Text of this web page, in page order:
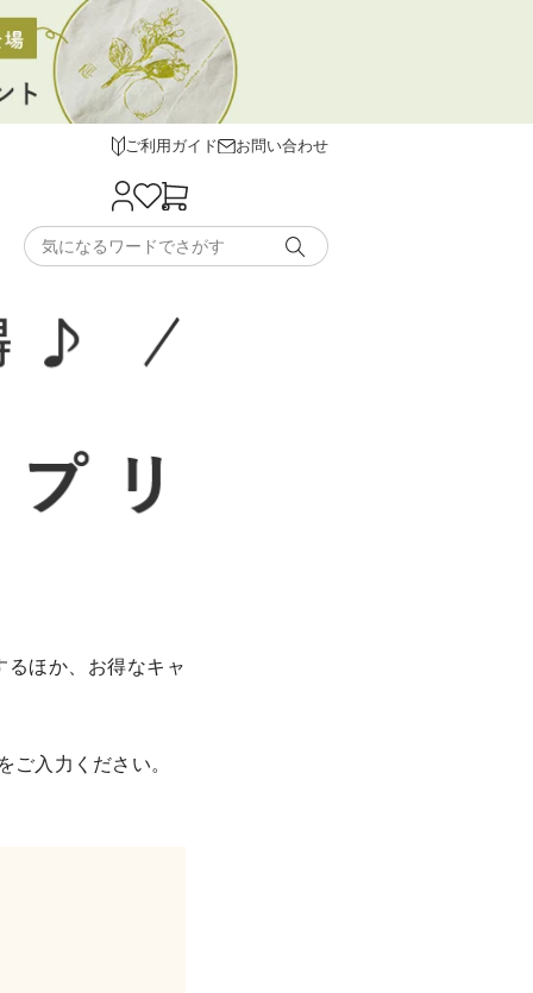
ご利用ガイド お問い合わせ
ほか、お得なキャ
ご入力ください。